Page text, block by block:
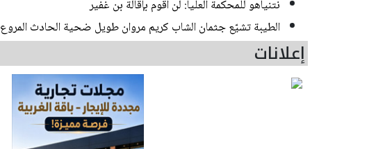
نتنياهو للمحكمة العليا: لن أقوم بإقالة بن غفير
الطيبة تشيّع جثمان الشاب كريم مروان طويل ضحية الحادث المروع
إعلانات